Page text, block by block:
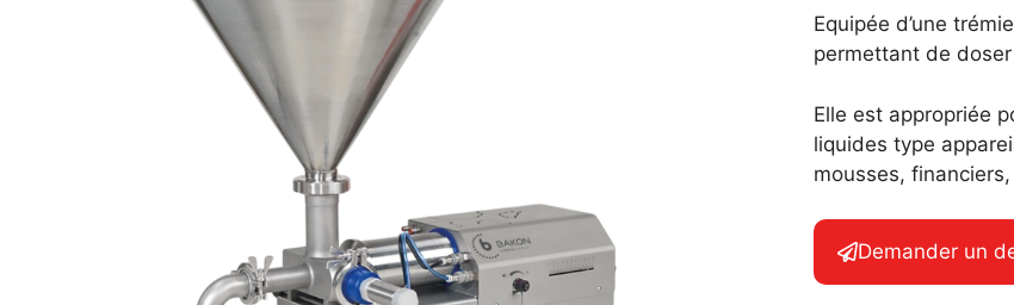
Cuiseur sous vide
Enrobeuses à bretzels
Equipée d’une
permettant de
Elle est appropriée
liquides type
mousses,
Demander un